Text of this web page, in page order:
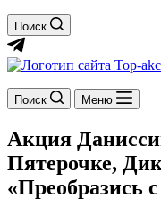
Поиск
Поиск Меню
Акция
Пятерочке,
«Преобразись